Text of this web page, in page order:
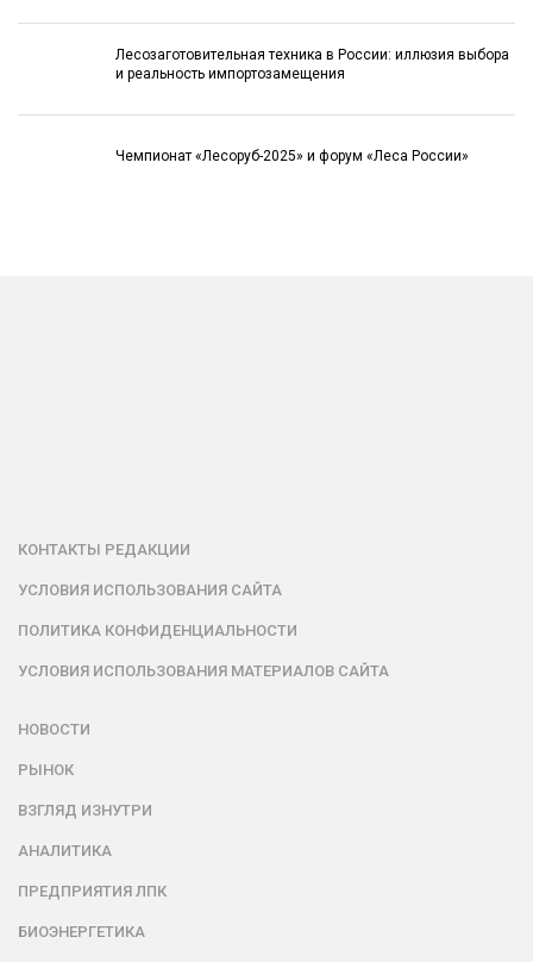
Лесозаготовительная техника в России: иллюзия выбора
и реальность импортозамещения
Чемпионат «Лесоруб-2025» и форум «Леса России»
КОНТАКТЫ РЕДАКЦИИ
УСЛОВИЯ ИСПОЛЬЗОВАНИЯ САЙТА
ПОЛИТИКА КОНФИДЕНЦИАЛЬНОСТИ
УСЛОВИЯ ИСПОЛЬЗОВАНИЯ МАТЕРИАЛОВ САЙТА
НОВОСТИ
РЫНОК
ВЗГЛЯД ИЗНУТРИ
АНАЛИТИКА
ПРЕДПРИЯТИЯ ЛПК
БИОЭНЕРГЕТИКА